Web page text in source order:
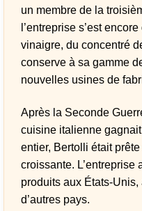
un membre de la
l’entreprise s’est
vinaigre, du concentré
conserve à sa gamme
nouvelles usines de
Après la Seconde
cuisine italienne
entier, Bertolli était
croissante. L’entreprise
produits aux États-
d’autres pays.